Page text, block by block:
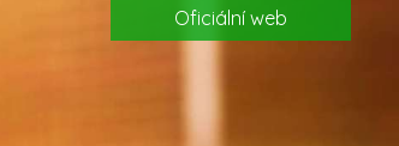
Oficiální web